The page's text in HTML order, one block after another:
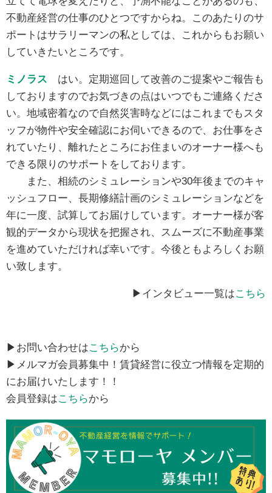
不動産経営の仕事のひとつですからね。このあたりのサ
ポートはサラリーマンの私としては、これからもお願い
していきたいところです。
ミノラス はい。定期巡回して改善のご提案やご報告も
しておりますのでお気づきの点はいつでもご連絡くださ
い。地域密着なので自然災害時などにはこれまでもスタ
ッフが物件や安全確認にお伺いできるので、お仕事をさ
れていたり、離れたところにお住まいのオーナー様へも
できる限りのサポートをしております。
また、相続のシミュレーションや30年後までのキャ
ッシュフロー、長期修繕計画のシミュレーションなどを
年に一度、試算してお届けしています。オーナー様が客
観的データから現状を把握され、スムーズに不動産事業
を進めていただければ幸いです。今後ともよろしくお願
い致します。
▶インタビュー一覧はこちら
▶お問い合わせはこちらから
▶メルマガ会員募集中！賃貸経営に役立つ情報を定期的
にお届けいたします！！
会員登録はこちらから